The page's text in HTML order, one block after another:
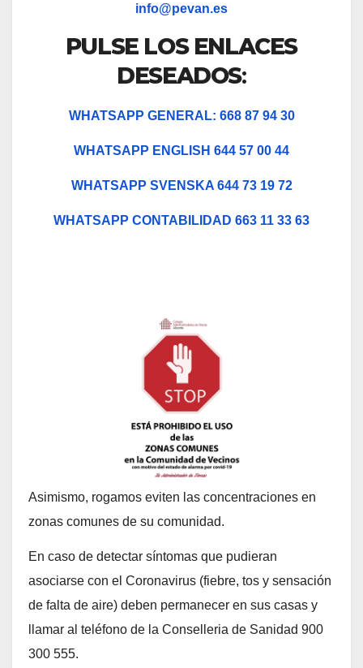
info@pevan.es
PULSE LOS ENLACES
DESEADOS:
WHATSAPP GENERAL: 668 87 94 30
WHATSAPP ENGLISH 644 57 00 44
WHATSAPP SVENSKA 644 73 19 72
WHATSAPP CONTABILIDAD 663 11 33 63
Asimismo, rogamos eviten las concentraciones en
zonas comunes de su comunidad.
En caso de detectar síntomas que pudieran
asociarse con el Coronavirus (fiebre, tos y sensación
de falta de aire) deben permanecer en sus casas y
llamar al teléfono de la Conselleria de Sanidad 900
300 555.